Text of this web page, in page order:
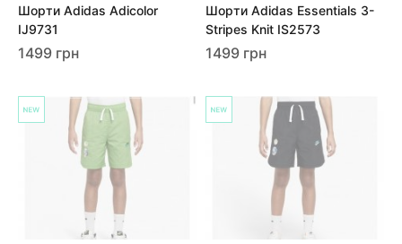
Шорти Adidas Adicolor
IJ9731
1499 грн
Шорти Adidas Essentials 3-
Stripes Knit IS2573
1499 грн